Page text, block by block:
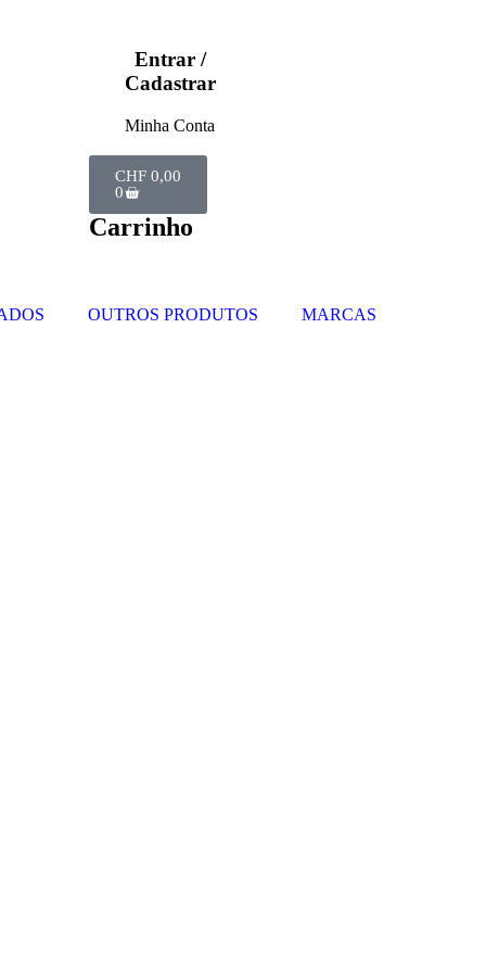
Entrar /
Cadastrar
Minha Conta
CHF0,00
0
Carrinho
OUTROS PRODUTOS MARCAS